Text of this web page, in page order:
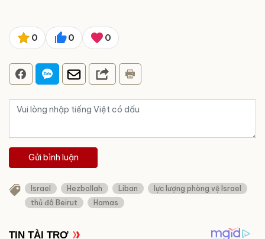
0 0 0
Gửi bình luận
Israel Hezbollah Liban
lực lượng phòng vệ Israel
thủ đô Beirut
Hamas